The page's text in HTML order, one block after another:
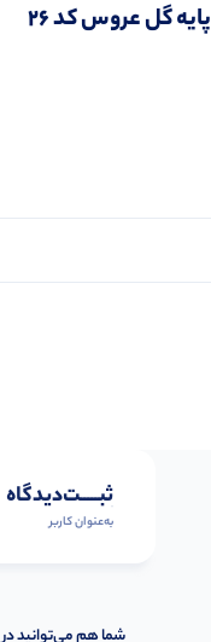
پایه گل عروس کد 26
ثبـــــت‌دیدگاه
به‌عنوان کاربر
شما هم می‌توانید در